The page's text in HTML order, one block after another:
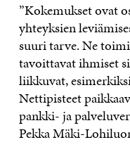
”Kokemukset ovat
yhteyksien
suuri tarve. Ne
tavoittavat ihmiset
liikkuvat,
Nettipisteet
pankki- ja
Pekka Mäki-